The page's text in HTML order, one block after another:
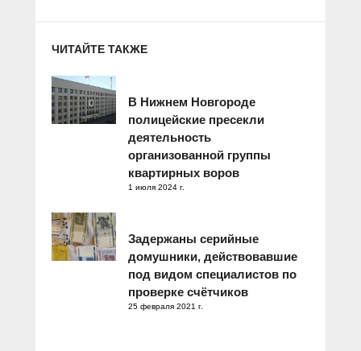
ЧИТАЙТЕ ТАКЖЕ
В Нижнем Новгороде
полицейские пресекли
деятельность
организованной группы
квартирных воров
1 июля 2024 г.
Задержаны серийные
домушники, действовавшие
под видом специалистов по
проверке счётчиков
25 февраля 2021 г.